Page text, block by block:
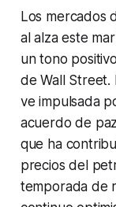
Los mercados
al alza este
un tono
de Wall Street.
ve impulsada
acuerdo de
que ha
precios del
temporada de